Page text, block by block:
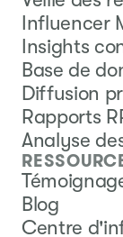
Influencer
Insights
Base de
Diffusion
Rapports
Analyse
Blog
Centre